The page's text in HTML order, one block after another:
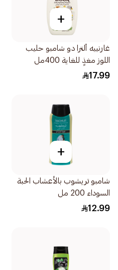
+
غارنييه ألترا دو شامبو حليب
اللوز مغذٍ للغاية 400مل
17.99
+
شامبو تريشوب بالأعشاب الحبة
السوداء 200 مل
12.99